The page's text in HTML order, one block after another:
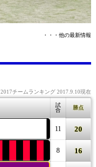
・・・他の最新情報
2017チームランキング 2017.9.10現在
試
合
勝点
11 20
8 16